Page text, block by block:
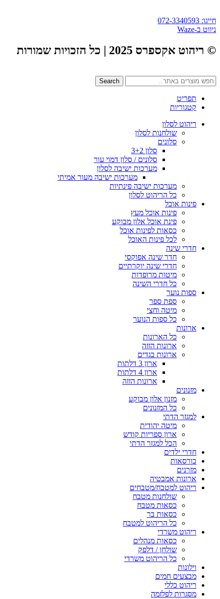
חייגו: 072-3340593
ניווט ב-Waze
© ריהוט אקספרס 2025 | כל הזכויות שמורות
Search
תפריט
קטגוריות
ריהוט לסלון
שולחנות לסלון
סלונים
סלון 3+2
סלונים / סלון דמוי עור
מערכות ישיבה לסלון
מערכות ישיבה מעור אמיתי
מערכות ישיבה פינתיות
כל הריהוט לסלון
פינות אוכל
פינות אוכל מעץ
פינת אוכל אלון מבוקע
כסאות לפינות אוכל
לכל פינות האוכל
חדרי שינה
חדר שינה אפוקסי
חדרי שינה יוקרתיים
מיטות מרופדות
כל חדרי השינה
ספות נוער
ספת ספר
מיטה וחצי
כל ספות הנוער
ארונות
כל הארונות
ארונות הזזה
ארונות בגדים
ארון 3 דלתות
ארון 4 דלתות
ארונות הזזה
מזנונים
מזנון אלון מבוקע
כל המזנונים
למגזר הדתי
מיטה יהודית
ארון ספריות קודש
הכל למגזר הדתי
חדרי ילדים
כורסאות
מזרנים
ארונות אמבטיה
ריהוט למטבח/מטבחים
שולחנות מטבח
כסאות מטבח
כסאות בר
כל הריהוט למטבח
ריהוט משרדי
כסאות מנהלים
שולחן / דלפק
כל הריהוט משרדי
וילונות
מבצעים חמים
ריהוט כללי
מסגרות לפלזמה